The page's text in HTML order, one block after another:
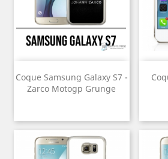
Coque Samsung Galaxy S7 -
Zarco Motogp Grunge